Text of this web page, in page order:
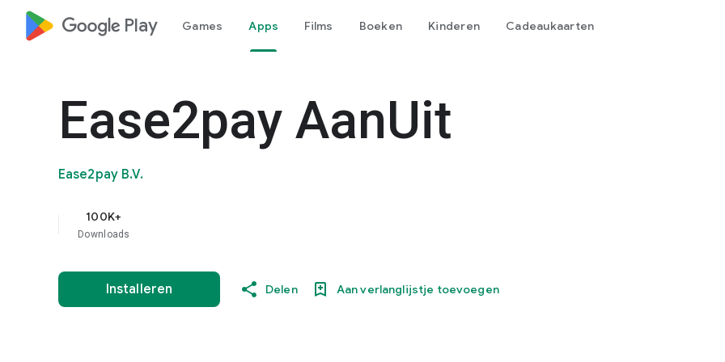
google_logo Play Games Apps Films Boeken Kinderen Cadeaukaarten
Ease2pay AanUit
Ease2pay B.V.
100K+
Downloads
Installeren Delen Aan verlanglijstje toevoegen